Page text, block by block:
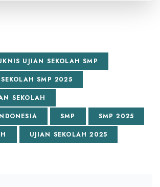
UJIAN SEKOLAH SMP
SMP 2025
SEKOLAH
SMP
SMP 2025
UJIAN SEKOLAH 2025